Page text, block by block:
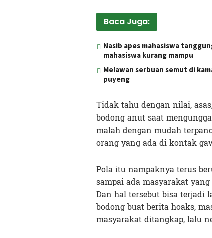
Baca Juga:
Nasib apes mahasiswa
mahasiswa kurang mampu
Melawan serbuan semut di
puyeng
Tidak tahu dengan nilai,
bodong anut saat
malah dengan mudah
orang yang ada di kontak
Pola itu nampaknya terus
sampai ada masyarakat
Dan hal tersebut bisa terjadi
bodong buat berita hoaks,
masyarakat ditangkap,lalu